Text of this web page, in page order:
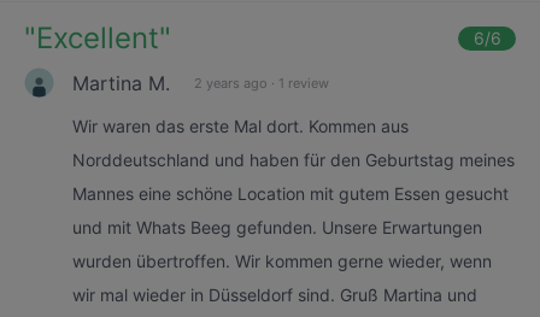
"Excellent" 6/6
Martina M. 2 years ago · 1 review
Wir waren das erste Mal dort. Kommen aus
Norddeutschland und haben für den Geburtstag meines
Mannes eine schöne Location mit gutem Essen gesucht
und mit Whats Beeg gefunden. Unsere Erwartungen
wurden übertroffen. Wir kommen gerne wieder, wenn
wir mal wieder in Düsseldorf sind. Gruß Martina und